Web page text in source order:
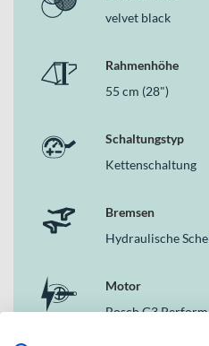
velvet black
Rahmenhöhe
55 cm (28")
Schaltungstyp
Kettenschaltung
Bremsen
Hydraulische
Motor
Bosch G3